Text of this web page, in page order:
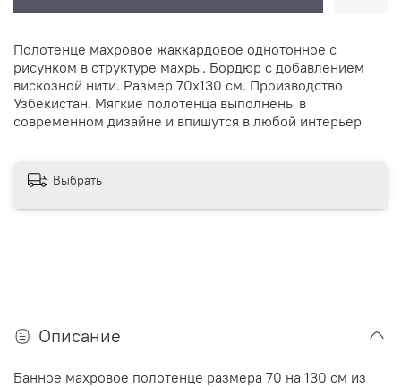
Полотенце махровое жаккардовое однотонное с
рисунком в структуре махры. Бордюр с добавлением
вискозной нити. Размер 70х130 см. Производство
Узбекистан. Мягкие полотенца выполнены в
современном дизайне и впишутся в любой интерьер
Выбрать
Описание
Банное махровое полотенце размера 70 на 130 см из